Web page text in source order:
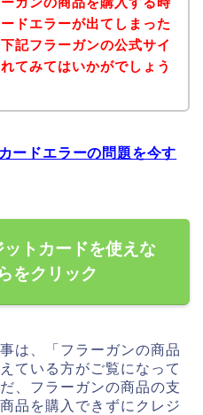
ドエラーが出てしまった
記フラーガンの公式サイ
てみてはいかがでしょう
ードエラーの問題を今す
トカードを使えな
をクリック
は、「フラーガンの商品
ている方がご覧になって
、フラーガンの商品の支
品を購入できずにクレジ